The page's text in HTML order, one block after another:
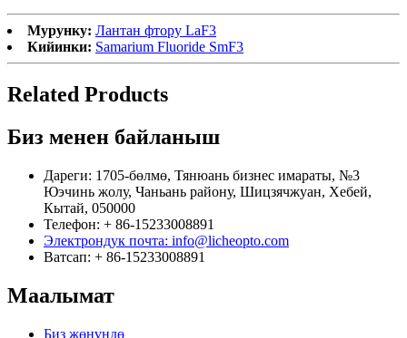
Мурунку: Лантан фтору LaF3
Кийинки: Samarium Fluoride SmF3
Related Products
Биз менен байланыш
Дареги: 1705-бөлмө, Тянюань бизнес имараты, №3
Юэчинь жолу, Чаньань району, Шицзячжуан, Хебей,
Кытай, 050000
Телефон: + 86-15233008891
Электрондук почта: info@licheopto.com
Ватсап: + 86-15233008891
Маалымат
Биз жөнүндө